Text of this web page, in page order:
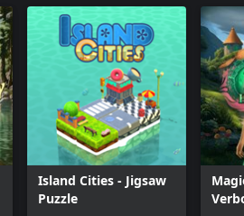
Island Cities - Jigsaw
Puzzle